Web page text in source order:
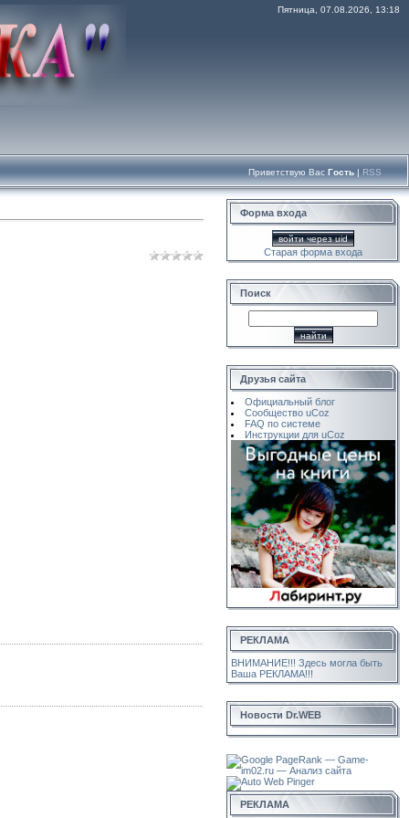
Пятница, 07.08.2026, 13:18
Приветствую Вас Гость | RSS
Форма входа
войти через uid
Старая форма входа
Поиск
Друзья сайта
Официальный блог
Сообщество uCoz
FAQ по системе
Инструкции для uCoz
РЕКЛАМА
ВНИМАНИЕ!!! Здесь могла быть
Ваша РЕКЛАМА!!!
Новости Dr.WEB
РЕКЛАМА